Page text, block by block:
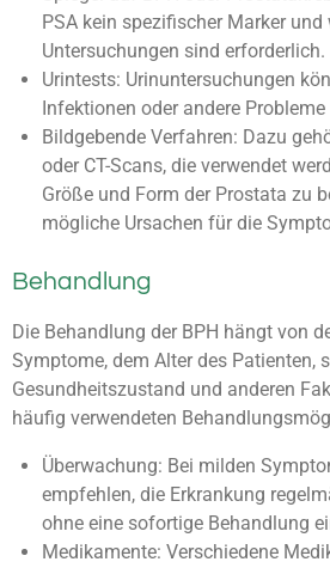
PSA kein spezifischer Marker und
Untersuchungen sind erforderlich.
Urintests: Urinuntersuchungen
Infektionen oder andere
Bildgebende Verfahren: Dazu
oder CT-Scans, die verwendet
Größe und Form der Prostata zu
mögliche Ursachen für die
Behandlung
Die Behandlung der BPH hängt von
Symptome, dem Alter des Patienten,
Gesundheitszustand und anderen
häufig verwendeten
Überwachung: Bei milden
empfehlen, die Erkrankung
ohne eine sofortige Behandlung
Medikamente: Verschiedene